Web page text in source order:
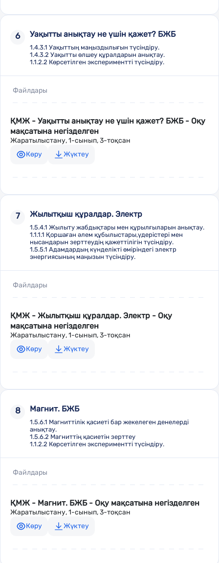
6 Уақытты анықтау не үшін қажет? БЖБ
1.4.3.1 Уақыттың маңыздылығын түсіндіру.
1.4.3.2 Уақытты өлшеу құралдарын анықтау.
1.1.2.2 Көрсетілген экспериментті түсіндіру.
Файлдары
ҚМЖ - Уақытты анықтау не үшін қажет? БЖБ - Оқу
мақсатына негізделген
Жаратылыстану, 1-сынып, 3-тоқсан
Көру
Жүктеу
7 Жылытқыш құралдар. Электр
1.5.4.1 Жылыту жабдықтары мен құрылғыларын анықтау.
1.1.1.1 Қоршаған әлем құбылыстары,үдерістері мен
нысандарын зерттеудің қажеттілігін түсіндіру.
1.5.5.1 Адамдардың күнделікті өміріндегі электр
энергиясының маңызын түсіндіру.
Файлдары
ҚМЖ - Жылытқыш құралдар. Электр - Оқу
мақсатына негізделген
Жаратылыстану, 1-сынып, 3-тоқсан
Көру
Жүктеу
8 Магнит. БЖБ
1.5.6.1 Магниттілік қасиеті бар жекелеген денелерді
анықтау.
1.5.6.2 Магниттің қасиетін зерттеу
1.1.2.2 Көрсетілген экспериментті түсіндіру.
Файлдары
ҚМЖ - Магнит. БЖБ - Оқу мақсатына негізделген
Жаратылыстану, 1-сынып, 3-тоқсан
Көру
Жүктеу